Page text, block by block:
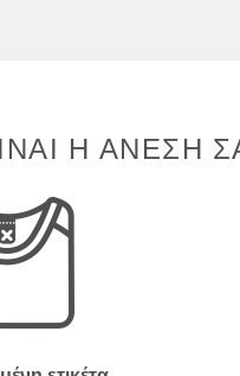
Η ΆΝΕΣΉ